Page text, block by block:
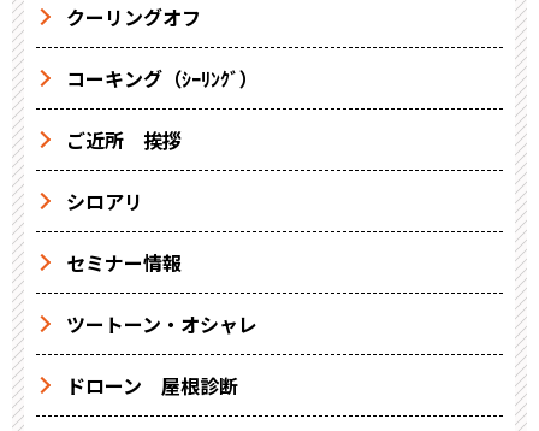
クーリングオフ
コーキング（ｼｰﾘﾝｸﾞ）
ご近所 挨拶
シロアリ
セミナー情報
ツートーン・オシャレ
ドローン 屋根診断